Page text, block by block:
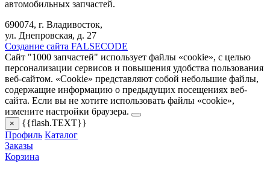
автомобильных запчастей.
690074, г. Владивосток,
ул. Днепровская, д. 27
Создание сайта FALSECODE
Сайт "1000 запчастей" использует файлы «cookie», с целью
персонализации сервисов и повышения удобства пользования
веб-сайтом. «Cookie» представляют собой небольшие файлы,
содержащие информацию о предыдущих посещениях веб-
сайта. Если вы не хотите использовать файлы «cookie»,
измените настройки браузера.
×
{{flash.TEXT}}
Профиль Каталог
Заказы
Корзина